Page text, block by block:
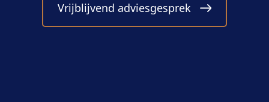
Vrijblijvend adviesgesprek